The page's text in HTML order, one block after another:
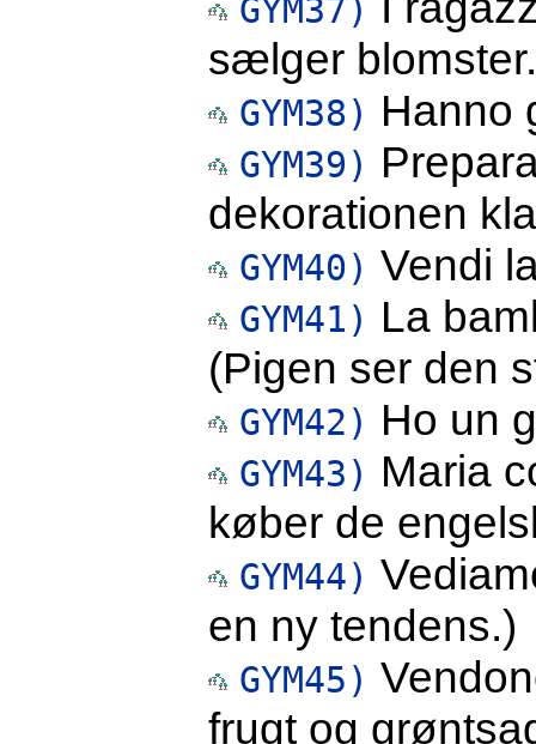
GYM37)
sælger
GYM38) Hanno
GYM39)
dekorationen
GYM40) Vendi
GYM41) La
(Pigen ser den
GYM42) Ho un
GYM43) Maria
køber de
GYM44)
en ny tendens.)
GYM45)
frugt og